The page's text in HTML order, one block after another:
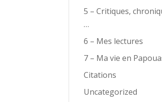
5 – Critiques,
…
6 – Mes lectures
7 – Ma vie en
Citations
Uncategorized